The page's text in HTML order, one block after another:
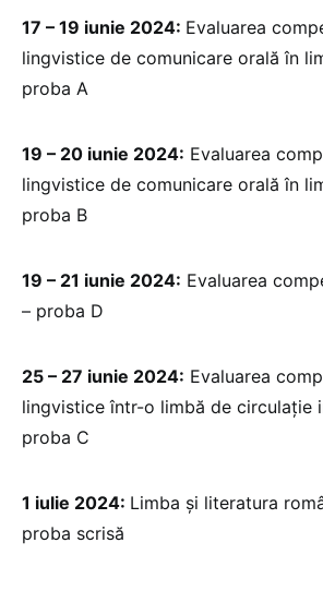
17 – 19 iunie 2024: Evaluarea
lingvistice de comunicare orală în
proba A
19 – 20 iunie 2024: Evaluarea
lingvistice de comunicare orală în
proba B
19 – 21 iunie 2024: Evaluarea
– proba D
25 – 27 iunie 2024: Evaluarea
lingvistice într-o limbă de circulație
proba C
1 iulie 2024: Limba și literatura
proba scrisă